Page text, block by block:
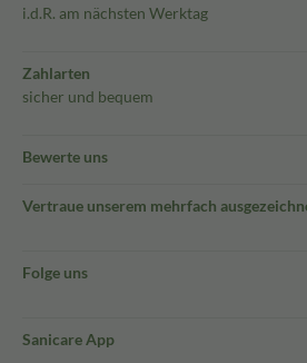
i.d.R. am nächsten Werktag
Zahlarten
sicher und bequem
Bewerte uns
Vertraue unserem mehrfach
Folge uns
Sanicare App